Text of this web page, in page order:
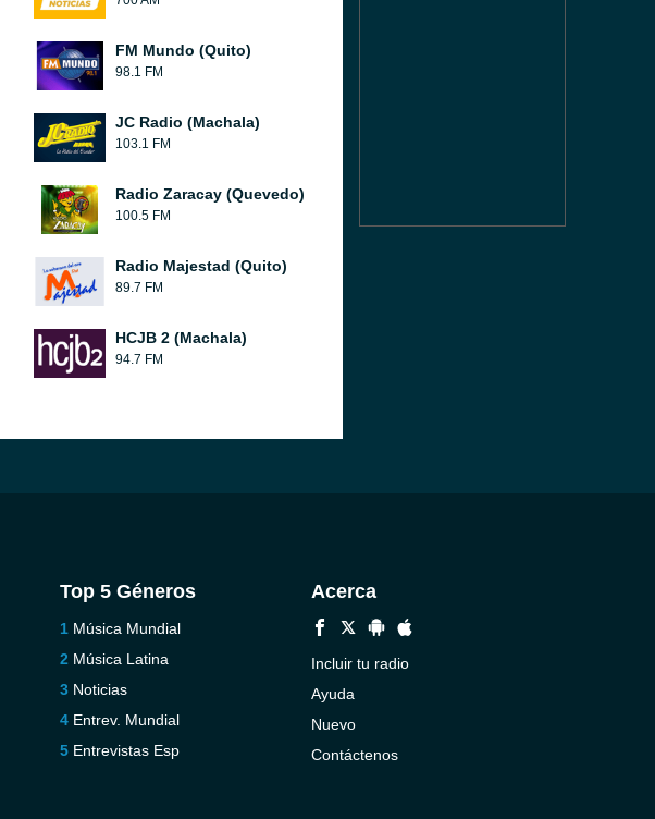
FM Mundo (Quito)
98.1 FM
JC Radio (Machala)
103.1 FM
Radio Zaracay (Quevedo)
100.5 FM
Radio Majestad (Quito)
89.7 FM
HCJB 2 (Machala)
94.7 FM
Top 5 Géneros
Música Mundial
Música Latina
Noticias
Entrev. Mundial
Entrevistas Esp
Acerca
Incluir tu radio
Ayuda
Nuevo
Contáctenos